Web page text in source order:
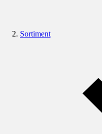
Sortiment